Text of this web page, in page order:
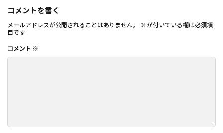
コメントを書く
メールアドレスが公開されることはありません。 ※ が付いている欄は必須項
目です
コメント ※